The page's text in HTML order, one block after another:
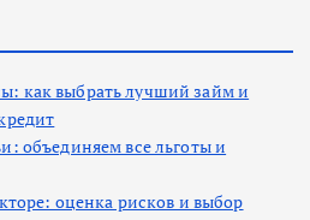
как выбрать лучший займ и
объединяем все льготы и
оценка рисков и выбор